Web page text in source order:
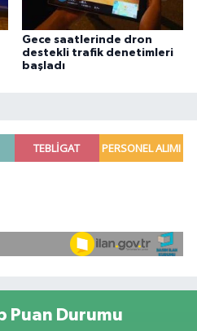
Gece saatlerinde dron
destekli trafik denetimleri
başladı
Puan Durumu